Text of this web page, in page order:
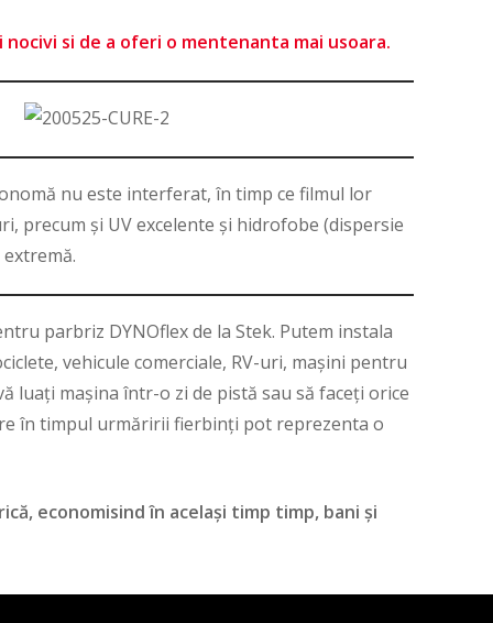
si de a oferi o mentenanta mai usoara.
nu este interferat, în timp ce filmul lor
precum și UV excelente și hidrofobe (dispersie
parbriz DYNOflex de la Stek. Putem instala
vehicule comerciale, RV-uri, mașini pentru
luați mașina într-o zi de pistă sau să faceți orice
în timpul urmăririi fierbinți pot reprezenta o
economisind în același timp timp, bani și